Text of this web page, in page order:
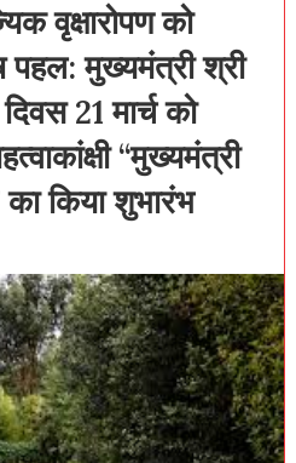
वृक्षारोपण को
पहल: मुख्यमंत्री श्री
21 मार्च को
‘‘मुख्यमंत्री
का किया शुभारंभ